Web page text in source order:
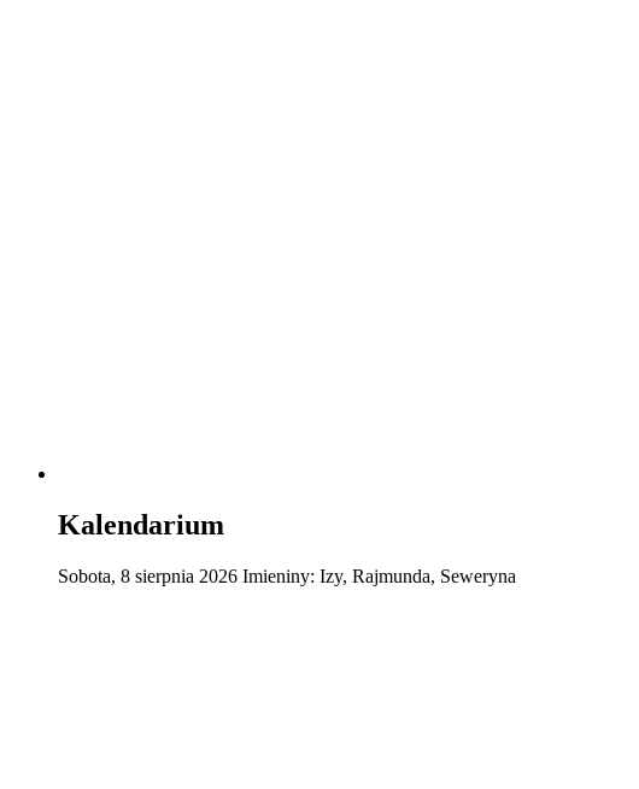
Kalendarium
Sobota, 8 sierpnia 2026 Imieniny: Izy, Rajmunda, Seweryna